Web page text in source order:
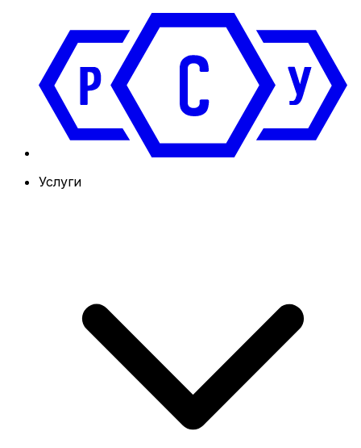
Услуги